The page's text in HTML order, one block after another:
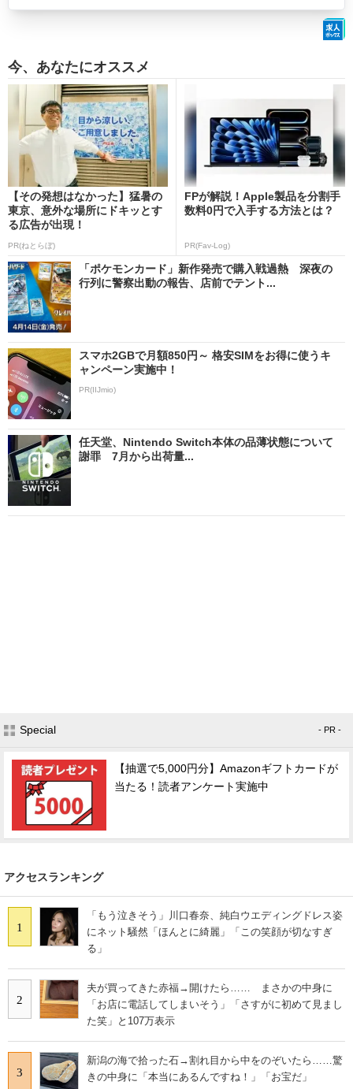
今、あなたにオススメ
【その発想はなかった】猛暑の
東京、意外な場所にドキッとす
る広告が出現！
PR(ねとらぼ)
FPが解説！Apple製品を分割手
数料0円で入手する方法とは？
PR(Fav-Log)
「ポケモンカード」新作発売で購入戦過熱 深夜の
行列に警察出動の報告、店前でテント...
スマホ2GBで月額850円～ 格安SIMをお得に使うキ
ャンペーン実施中！
PR(IIJmio)
任天堂、Nintendo Switch本体の品薄状態について
謝罪 7月から出荷量...
Special - PR -
【抽選で5,000円分】Amazonギフトカードが
当たる！読者アンケート実施中
アクセスランキング
1
「もう泣きそう」川口春奈、純白ウエディングドレス姿
にネット騒然「ほんとに綺麗」「この笑顔が切なすぎ
る」
2
夫が買ってきた赤福→開けたら…… まさかの中身に
「お店に電話してしまいそう」「さすがに初めて見まし
た笑」と107万表示
3
新潟の海で拾った石→割れ目から中をのぞいたら……驚
きの中身に「本当にあるんですね！」「お宝だ」